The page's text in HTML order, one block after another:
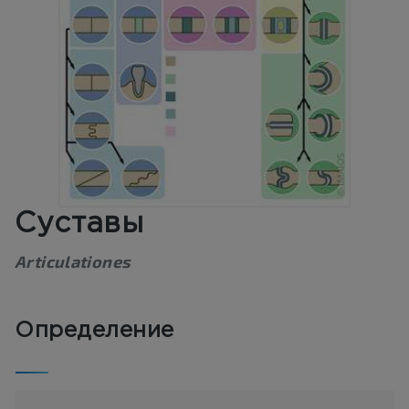
Суставы
Articulationes
Определение